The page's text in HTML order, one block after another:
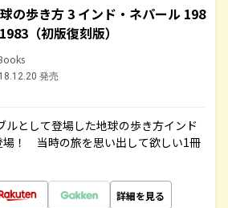
の歩き方 3 インド・ネパール 198
（初版復刻版）
発売
ルとして登場した地球の歩き方インド
場！ 当時の旅を思い出して欲しい1冊
詳細を見る